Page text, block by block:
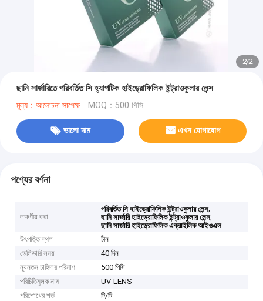
2/2
ছানি সার্জারিতে পরিবর্তিত সি হ্যাপটিক হাইড্রোফিলিক ইন্ট্রাওকুলার লেন্স
মূল্য：আলোচনা সাপেক্ষ MOQ：500 পিসি
ভালো দাম এখন যোগাযোগ
পণ্যের বর্ণনা
লক্ষণীয় করা
পরিবর্তিত সি হাইড্রোফিলিক ইন্ট্রাওকুলার লেন্স,
ছানি সার্জারি হাইড্রোফিলিক ইন্ট্রাওকুলার লেন্স,
ছানি সার্জারি হাইড্রোফিলিক এক্রাইলিক আইওএল
উৎপত্তি স্থল
চীন
ডেলিভারি সময়
40 দিন
ন্যূনতম চাহিদার পরিমাণ
500 পিসি
পরিচিতিমুলক নাম
UV-LENS
পরিশোধের শর্ত
টি/টি